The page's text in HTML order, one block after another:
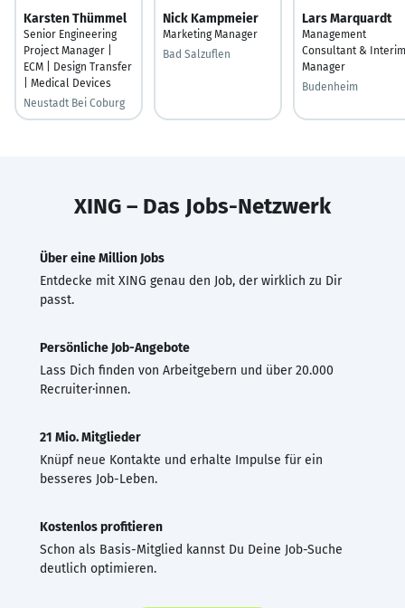
Karsten Thümmel
Senior Engineering
Project Manager |
ECM | Design Transfer
| Medical Devices
Neustadt Bei Coburg
Nick Kampmeier
Marketing Manager
Bad Salzuflen
Lars Marquardt
Management
Consultant & Interim
Manager
Budenheim
XING – Das Jobs-Netzwerk
Über eine Million Jobs
Entdecke mit XING genau den Job, der wirklich zu Dir
passt.
Persönliche Job-Angebote
Lass Dich finden von Arbeitgebern und über 20.000
Recruiter·innen.
21 Mio. Mitglieder
Knüpf neue Kontakte und erhalte Impulse für ein
besseres Job-Leben.
Kostenlos profitieren
Schon als Basis-Mitglied kannst Du Deine Job-Suche
deutlich optimieren.